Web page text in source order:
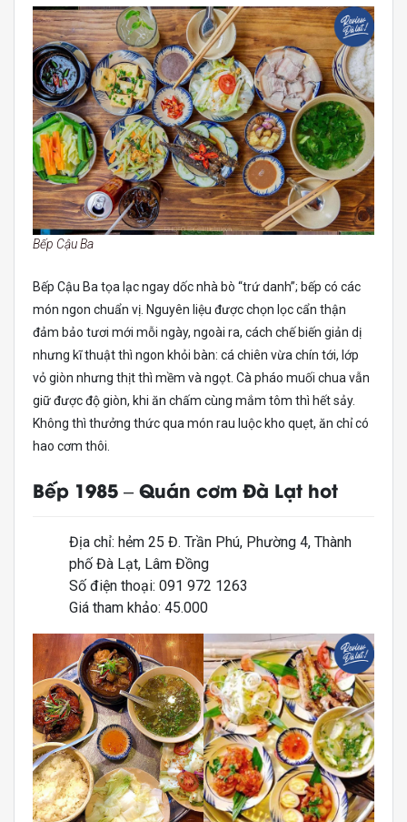
Bếp Cậu Ba
Bếp Cậu Ba tọa lạc ngay dốc nhà bò “trứ danh”; bếp có các
món ngon chuẩn vị. Nguyên liệu được chọn lọc cẩn thận
đảm bảo tươi mới mỗi ngày, ngoài ra, cách chế biến giản dị
nhưng kĩ thuật thì ngon khỏi bàn: cá chiên vừa chín tới, lớp
vỏ giòn nhưng thịt thì mềm và ngọt. Cà pháo muối chua vẫn
giữ được độ giòn, khi ăn chấm cùng mắm tôm thì hết sảy.
Không thì thưởng thức qua món rau luộc kho quẹt, ăn chỉ có
hao cơm thôi.
Bếp 1985 – Quán cơm Đà Lạt hot
Địa chỉ: hẻm 25 Đ. Trần Phú, Phường 4, Thành
phố Đà Lạt, Lâm Đồng
Số điện thoại: 091 972 1263
Giá tham khảo: 45.000